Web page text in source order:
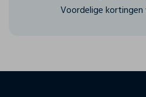
Voordelige kortingen